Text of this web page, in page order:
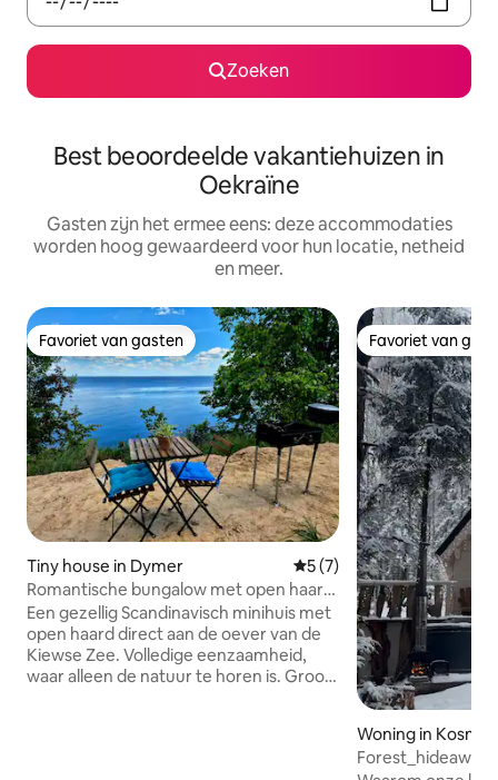
Zoeken
Best beoordeelde vakantiehuizen in
Oekraïne
Gasten zijn het ermee eens: deze accommodaties
worden hoog gewaardeerd voor hun locatie, netheid
en meer.
Favoriet van gasten
Favoriet van gasten
Tiny house in Dymer Gemiddelde beoordeling
5 (7)
Romantische bungalow met open haard
aan zee
Een gezellig Scandinavisch minihuis met
open haard direct aan de oever van de
Kiewse Zee. Volledige eenzaamheid,
waar alleen de natuur te horen is. Groot
Favoriet van
Favoriet van
Woning in